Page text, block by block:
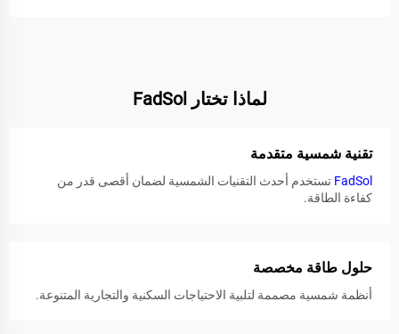
لماذا تختار FadSol
تقنية شمسية متقدمة
FadSolتستخدم أحدث التقنيات الشمسية لضمان أقصى قدر من
كفاءة الطاقة.
حلول طاقة مخصصة
أنظمة شمسية مصممة لتلبية الاحتياجات السكنية والتجارية المتنوعة.